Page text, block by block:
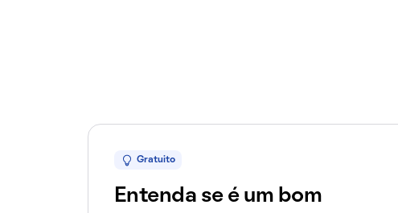
Gratuito
Entenda se é um bom